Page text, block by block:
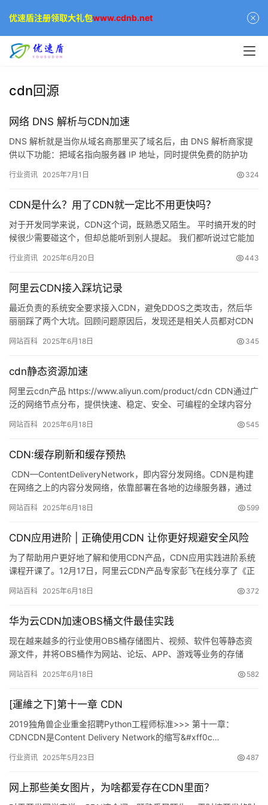
公
问
答
社
优
速
动
态
登录 注册
cdn回源
网络 DNS 解析与CDN加速
DNS 解析就是当你从域名商那里买了域名后，由 DNS 解析商家提
供以下功能：把域名指向服务器 IP 地址，同时提供免费的防护功
行业资讯 2025年7月1日 324
CDN是什么？用了CDN就一定比不用更快吗？
对于开发同学来说，CDN这个词，既熟悉又陌生。 平时搞开发的时
候很少需要碰这个，但却总能听到别人提起。 我们都听说过它能加
行业资讯 2025年6月20日 443
阿里云CDN接入踩坑记录
最近负责的系统安全要求接入CDN，避免DDOS之类攻击，然后华
丽丽踩了两个大坑。回顾问题原因后，发现还是相关人员都对CDN
网站百科 2025年6月18日 345
cdn静态资源加速
阿里云cdn产品 https://www.aliyun.com/product/cdn CDN通过广
泛的网络节点分布，提供快速、稳定、安全、可编程的全球内容分
网站百科 2025年6月18日 545
CDN:缓存刷新和缓存预热
CDN—ContentDeliveryNetwork，即内容分发网络。CDN是构建
在网络之上的内容分发网络，依靠部署在各地的边缘服务器，通过
网站百科 2025年6月18日 599
CDN应用进阶 | 正确使用CDN 让你更好规避安全风险
为了帮助用户更好地了解和使用CDN产品，CDN应用实践进阶系统
课程开课了。12月17日，阿里云CDN产品专家彭飞在线分享了《正
网站百科 2025年6月18日 372
华为云CDN加速OBS桶文件最佳实践
现在越来越多的行业使用OBS桶存储图片、视频、软件包等静态资
源文件，并将OBS桶作为网站、论坛、APP、游戏等业务的存储
网站百科 2025年6月18日 582
[運維之下]第十一章 CDN
2019独角兽企业重金招聘Python工程师标准>>> 第十一章：
CDNCDN是Content Delivery Network的缩写&#xff0c…
行业资讯 2025年5月23日 487
网上那些美女图片，为啥都爱存在CDN里面？
优速盾注册领取大礼包www.cdnb.net